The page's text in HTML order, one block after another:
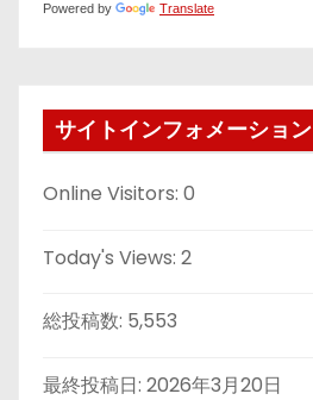
Powered by Translate
サイトインフォメーション
Online Visitors: 0
Today's Views: 2
総投稿数: 5,553
最終投稿日: 2026年3月20日